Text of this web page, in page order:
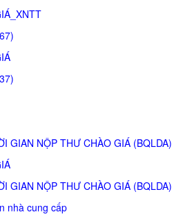
GIAN NỘP THƯ CHÀO GIÁ (BQLDA)
GIAN NỘP THƯ CHÀO GIÁ (BQLDA)
nhà cung cấp